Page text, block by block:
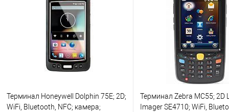
Сравнение
Под заказ
Купить в 1 клик
В избранное
Под
Терминал Honeywell Dolphin 75E; 2D;
WiFi, Bluetooth, NFC; камера;
Терминал Zebra MC55; 2D
Imager SE4710; WiFi,